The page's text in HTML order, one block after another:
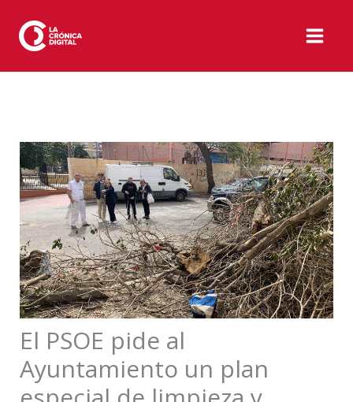
contenido
El PSOE pide al
Ayuntamiento un plan